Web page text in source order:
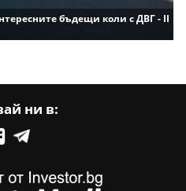
бъдещи коли с ДВГ - II
ни в: